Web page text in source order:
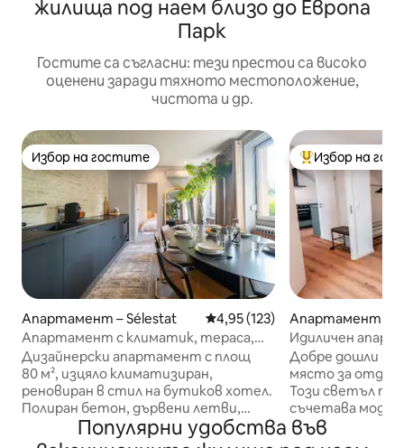
жилища под наем близо до Европа
Парк
Гостите са съгласни: тези престои са високо
оценени заради тяхното местоположение,
чистота и др.
Избор на гостите
Избор на гостите
Апартамент – Sélestat Средна оценка: 4,95 от 5,
4,95 (123)
Апартамент с климатик, тераса,
спални с големи двойни легла
Дизайнерски апартамент с площ
80 м², изцяло климатизиран,
реновиран в стил на бутиков хотел.
Полиран бетон, дървени летви,
ръчно изработени плочки зеледж.
2 спални с двойно легло „King Size“,
Най-популярен
Избор на
Апартамент –
Идиличен
стилен
усещане за
Добре дошли
място за отдих
Този светъл
съчетава
Идеално за
приятели –
Популярни удобства във